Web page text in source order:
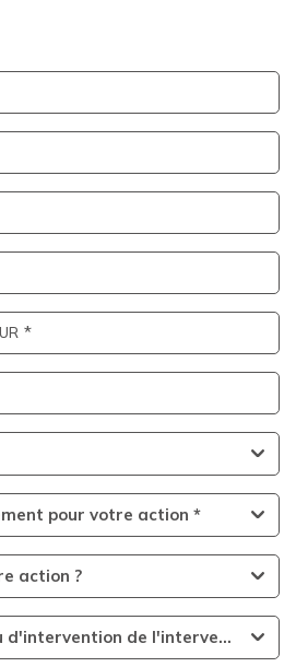
pour votre action *
action ?
Lieu de l'action (lieu d'intervention de l'intervenant)